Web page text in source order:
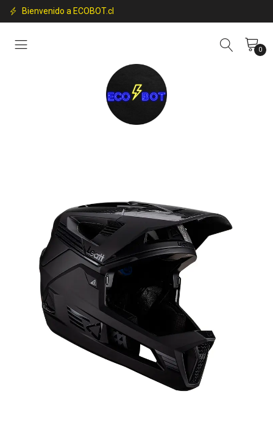
Bienvenido a ECOBOT.cl
0